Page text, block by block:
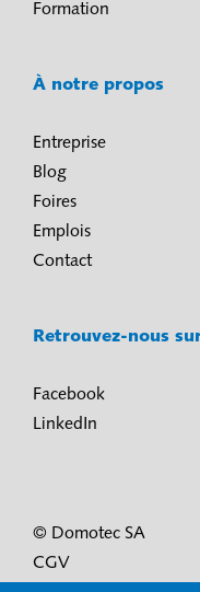
Formation
À notre propos
Entreprise
Blog
Foires
Emplois
Contact
Retrouvez-nous
Facebook
LinkedIn
© Domotec SA
CGV